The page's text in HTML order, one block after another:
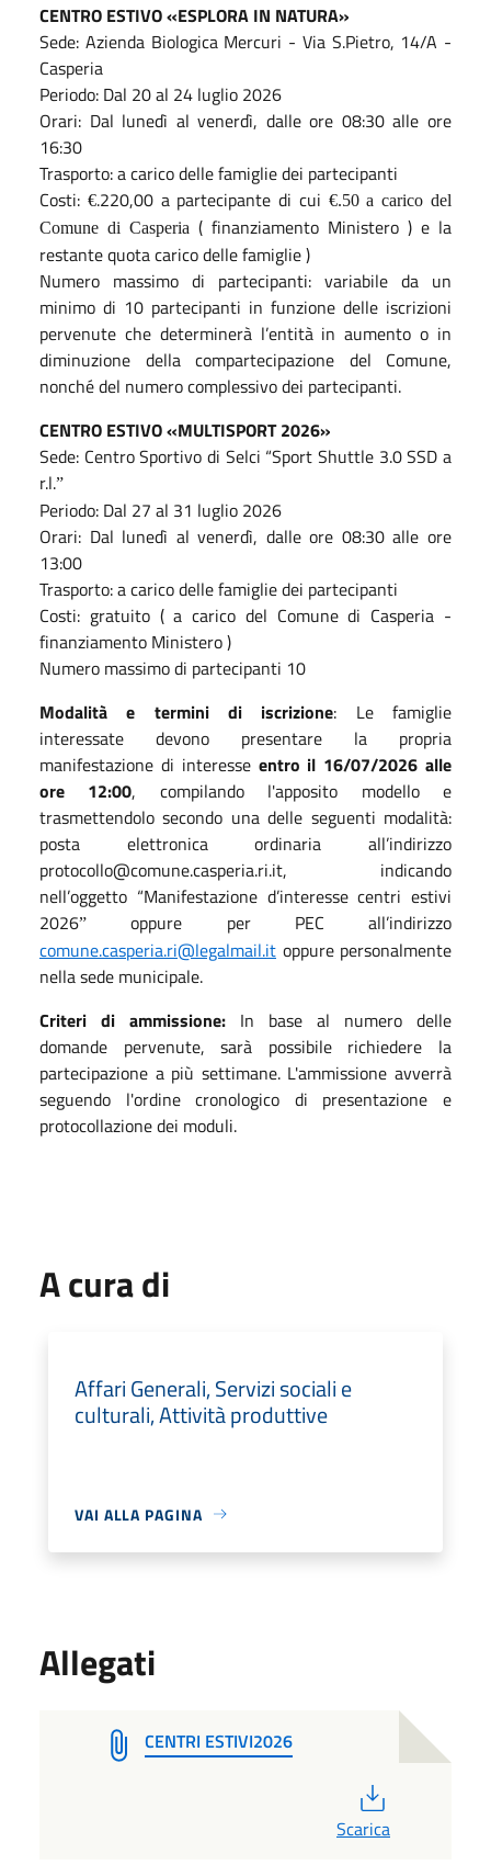
CENTRO ESTIVO «ESPLORA IN NATURA»
Sede: Azienda Biologica Mercuri - Via S.Pietro, 14/A -
Casperia
Periodo: Dal 20 al 24 luglio 2026
Orari: Dal lunedì al venerdì, dalle ore 08:30 alle ore
16:30
Trasporto: a carico delle famiglie dei partecipanti
Costi: €.220,00 a partecipante di cui €.50 a carico del
Comune di Casperia ( finanziamento Ministero ) e la
restante quota carico delle famiglie )
Numero massimo di partecipanti: variabile da un
minimo di 10 partecipanti in funzione delle iscrizioni
pervenute che determinerà l’entità in aumento o in
diminuzione della compartecipazione del Comune,
nonché del numero complessivo dei partecipanti.
CENTRO ESTIVO «MULTISPORT 2026»
Sede: Centro Sportivo di Selci “Sport Shuttle 3.0 SSD a
r.l.”
Periodo: Dal 27 al 31 luglio 2026
Orari: Dal lunedì al venerdì, dalle ore 08:30 alle ore
13:00
Trasporto: a carico delle famiglie dei partecipanti
Costi: gratuito ( a carico del Comune di Casperia -
finanziamento Ministero )
Numero massimo di partecipanti 10
Modalità e termini di iscrizione: Le famiglie
interessate devono presentare la propria
manifestazione di interesseentro il 16/07/2026 alle
ore 12:00, compilando l'apposito modello e
trasmettendolo secondo una delle seguenti modalità:
posta elettronica ordinaria all’indirizzo
protocollo@comune.casperia.ri.it, indicando
nell’oggetto “Manifestazione d’interesse centri estivi
2026”
oppure per PEC all’indirizzo
comune.casperia.ri@legalmail.it oppure personalmente
nella sede municipale.
Criteri di ammissione: In base al numero delle
domande pervenute, sarà possibile richiedere la
partecipazione a più settimane. L'ammissione avverrà
seguendo l'ordine cronologico di presentazione e
protocollazione dei moduli.
A cura di
Affari Generali, Servizi sociali e
culturali, Attività produttive
VAI ALLA PAGINA
Allegati
CENTRI ESTIVI2026
Scarica